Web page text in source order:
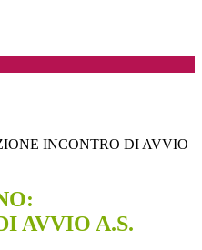
INCONTRO DI AVVIO
AVVIO A.S.